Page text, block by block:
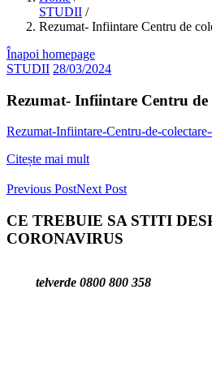
STUDII /
Rezumat- Infiintare Centru de
Înapoi homepage
STUDII 28/03/2024
Rezumat- Infiintare Centru de
Rezumat-Infiintare-Centru-de-
Citește mai mult
Previous PostNext Post
CE TREBUIE SA STITI
CORONAVIRUS
telverde 0800 800 358